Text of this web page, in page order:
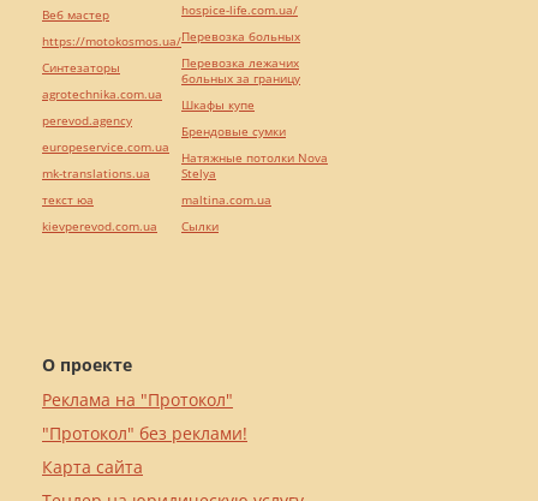
О проекте
Реклама на "Протокол"
"Протокол" без реклами!
Карта сайта
Веб мастер
https://motokosmos.ua/
Синтезаторы
agrotechnika.com.ua
perevod.agency
europeservice.com.ua
mk-translations.ua
текст юа
kievperevod.com.ua
hospice-life.com.ua/
Перевозка больных
Перевозка лежачих
больных за границу
Шкафы купе
Брендовые сумки
Натяжные потолки Nova
Stelya
maltina.com.ua
Cылки